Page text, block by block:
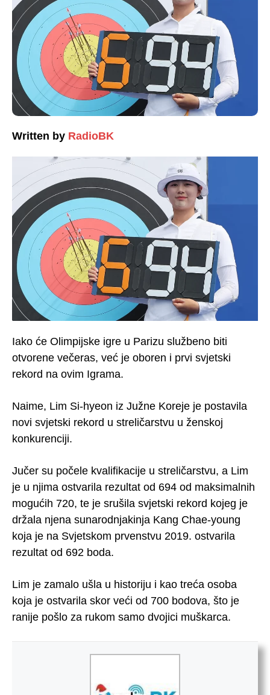
Written by RadioBK
Iako će Olimpijske igre u Parizu službeno biti
otvorene večeras, već je oboren i prvi svjetski
rekord na ovim Igrama.
Naime, Lim Si-hyeon iz Južne Koreje je postavila
novi svjetski rekord u streličarstvu u ženskoj
konkurenciji.
Jučer su počele kvalifikacije u streličarstvu, a Lim
je u njima ostvarila rezultat od 694 od maksimalnih
mogućih 720, te je srušila svjetski rekord kojeg je
držala njena sunarodnjakinja Kang Chae-young
koja je na Svjetskom prvenstvu 2019. ostvarila
rezultat od 692 boda.
Lim je zamalo ušla u historiju i kao treća osoba
koja je ostvarila skor veći od 700 bodova, što je
ranije pošlo za rukom samo dvojici muškarca.